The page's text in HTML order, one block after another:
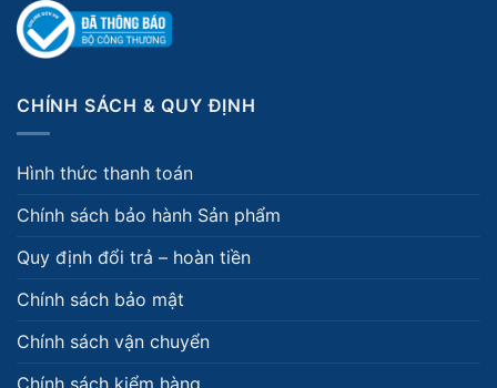
CHÍNH SÁCH & QUY ĐỊNH
Hình thức thanh toán
Chính sách bảo hành Sản phẩm
Quy định đổi trả – hoàn tiền
Chính sách bảo mật
Chính sách vận chuyển
Chính sách kiểm hàng